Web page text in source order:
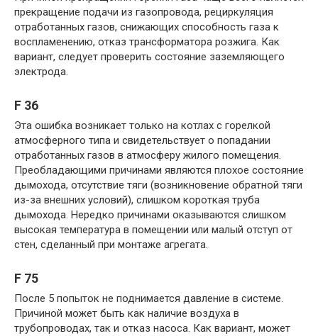
прекращение подачи из газопровода, рециркуляция
отработанных газов, снижающих способность газа к
воспламенению, отказ трансформатора розжига. Как
вариант, следует проверить состояние заземляющего
электрода.
F 36
Эта ошибка возникает только на котлах с горелкой
атмосферного типа и свидетельствует о попадании
отработанных газов в атмосферу жилого помещения.
Преобладающими причинами являются плохое состояние
дымохода, отсутствие тяги (возникновение обратной тяги
из-за внешних условий), слишком короткая труба
дымохода. Нередко причинами оказываются слишком
высокая температура в помещении или малый отступ от
стен, сделанный при монтаже агрегата.
F 75
После 5 попыток не поднимается давление в системе.
Причиной может быть как наличие воздуха в
трубопроводах, так и отказ насоса. Как вариант, может